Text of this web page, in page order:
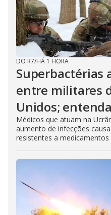
DO R7/HÁ 1 HORA
Superbactérias
entre militares
Unidos; entenda
Médicos que atuam na
aumento de infecções
resistentes a medicamentos